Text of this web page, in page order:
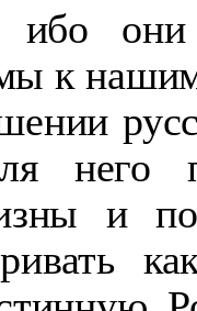
ибо
к
него
и